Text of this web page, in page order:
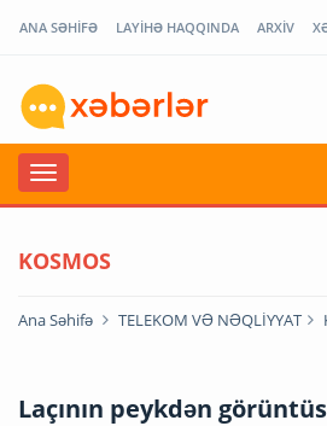
ANA SƏHİFƏ LAYİHƏ HAQQINDA ARXİV
KOSMOS
Ana Səhifə TELEKOM VƏ NƏQLİYYAT
Laçının peykdən